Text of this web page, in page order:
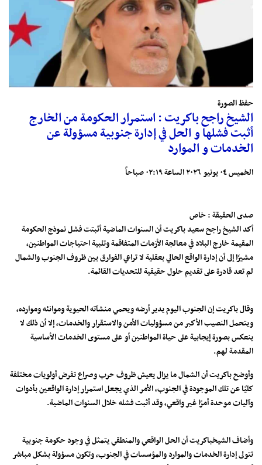
حفظ الصورة
الشيخ راجح باكريت : استمرار الحكومة من الخارج
أثبت فشلها و الحل في إدارة جنوبية مسؤولة عن
الخدمات و الموارد
الخميس ٠٤ يونيو ٢٠٢٦ الساعة ٠٢:١٩ صباحاً
صدى الحقيقة : خاص
أكد الشيخ راجح سعيد باكريت أن السنوات الماضية أثبتت فشل نموذج الحكومة
المقيمة خارج البلاد في معالجة الأزمات المتفاقمة وتلبية احتياجات المواطنين،
مشيرًا إلى أن إدارة الواقع الحالي بعقلية لا تراعي الفوارق بين ظروف الجنوب والشمال
لم تعد قادرة على تقديم حلول حقيقية للتحديات القائمة.
وقال باكريت إن الجنوب اليوم يدير أرضه ويحمي منشآته الحيوية وموانئه وموارده،
ويتحمل النصيب الأكبر من مسؤوليات الأمن والاستقرار والخدمات، إلا أن ذلك لا
ينعكس بصورة إيجابية على حياة المواطنين أو على مستوى الخدمات الأساسية
المقدمة لهم.
وأوضح باكريت أن الشمال ما يزال يعيش ظروف حرب وصراع تفرض أولويات مختلفة
كليًا عن تلك الموجودة في الجنوب، الأمر الذي يجعل استمرار إدارة الواقعين بأدوات
وآليات موحدة أمرًا غير واقعي، وقد أثبت فشله خلال السنوات الماضية.
وأضاف الشيخباكريت أن الحل الواقعي والمنطقي يتمثل في وجود حكومة جنوبية
تتولى إدارة الخدمات والموارد والمؤسسات في الجنوب، وتكون مسؤولة بشكل مباشر